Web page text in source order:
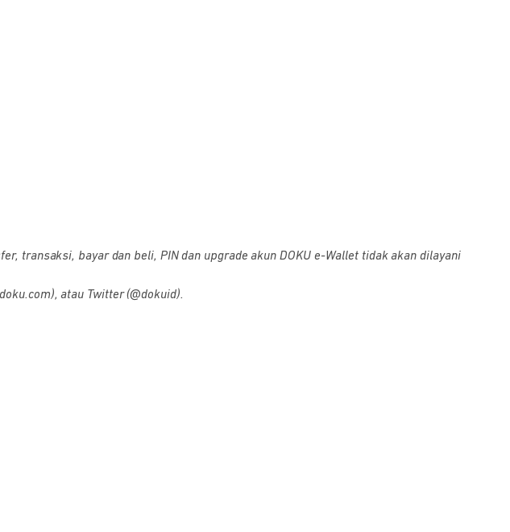
transaksi, bayar dan beli, PIN dan upgrade akun DOKU e-Wallet tidak akan dilayani
atau Twitter (@dokuid).